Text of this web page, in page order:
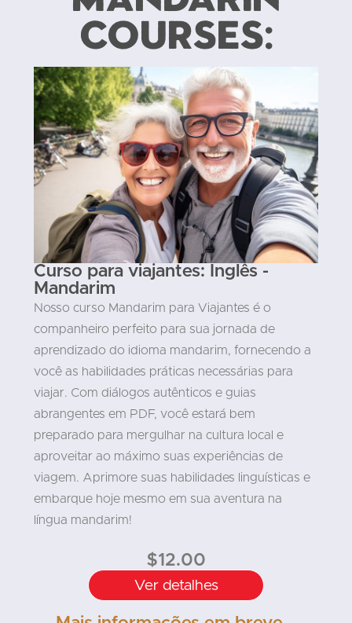
courses:
Curso para viajantes: Inglês -
Mandarim
Nosso curso Mandarim para Viajantes é o
companheiro perfeito para sua jornada de
aprendizado do idioma mandarim, fornecendo a
você as habilidades práticas necessárias para
viajar. Com diálogos autênticos e guias
abrangentes em PDF, você estará bem
preparado para mergulhar na cultura local e
aproveitar ao máximo suas experiências de
viagem. Aprimore suas habilidades linguísticas e
embarque hoje mesmo em sua aventura na
língua mandarim!
$12.00
Ver detalhes